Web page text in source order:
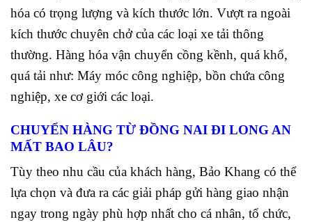
hóa có trọng lượng và kích thước lớn. Vượt ra ngoài
kích thước chuyên chở của các loại xe tải thông
thường. Hàng hóa vận chuyển cồng kềnh, quá khổ,
quá tải như: Máy móc công nghiệp, bồn chứa công
nghiệp, xe cơ giới các loại.
CHUYỂN HÀNG TỪ ĐỒNG NAI ĐI LONG AN
MẤT BAO LÂU?
Tùy theo nhu cầu của khách hàng, Bảo Khang có thể
lựa chọn và đưa ra các giải pháp gửi hàng giao nhận
ngay trong ngày phù hợp nhất cho cá nhân, tổ chức,